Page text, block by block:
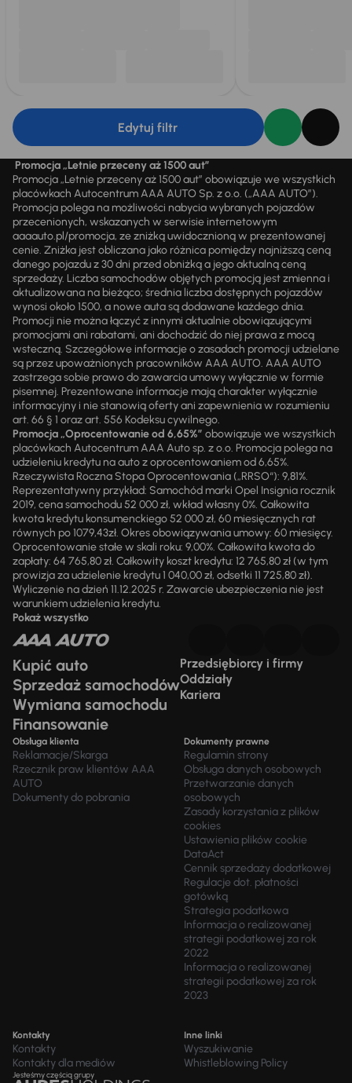
Edytuj filtr
Promocja „Letnie przeceny aż 1500 aut”
Promocja „Letnie przeceny aż 1500 aut” obowiązuje we wszystkich
placówkach Autocentrum AAA AUTO Sp. z o.o. („AAA AUTO”).
Promocja polega na możliwości nabycia wybranych pojazdów
przecenionych, wskazanych w serwisie internetowym
aaaauto.pl/promocja, ze zniżką uwidocznioną w prezentowanej
cenie. Zniżka jest obliczana jako różnica pomiędzy najniższą ceną
danego pojazdu z 30 dni przed obniżką a jego aktualną ceną
sprzedaży. Liczba samochodów objętych promocją jest zmienna i
aktualizowana na bieżąco; średnia liczba dostępnych pojazdów
wynosi około 1500, a nowe auta są dodawane każdego dnia.
Promocji nie można łączyć z innymi aktualnie obowiązującymi
promocjami ani rabatami, ani dochodzić do niej prawa z mocą
wsteczną. Szczegółowe informacje o zasadach promocji udzielane
są przez upoważnionych pracowników AAA AUTO. AAA AUTO
zastrzega sobie prawo do zawarcia umowy wyłącznie w formie
pisemnej. Prezentowane informacje mają charakter wyłącznie
informacyjny i nie stanowią oferty ani zapewnienia w rozumieniu
art. 66 § 1 oraz art. 556 Kodeksu cywilnego.
Promocja „Oprocentowanie od 6,65%” obowiązuje we wszystkich
placówkach Autocentrum AAA Auto sp. z o.o. Promocja polega na
udzieleniu kredytu na auto z oprocentowaniem od 6,65%.
Rzeczywista Roczna Stopa Oprocentowania („RRSO“): 9,81%.
Reprezentatywny przykład: Samochód marki Opel Insignia rocznik
2019, cena samochodu 52 000 zł, wkład własny 0%. Całkowita
kwota kredytu konsumenckiego 52 000 zł, 60 miesięcznych rat
równych po 1079,43zł. Okres obowiązywania umowy: 60 miesięcy.
Oprocentowanie stałe w skali roku: 9,00%. Całkowita kwota do
zapłaty: 64 765,80 zł. Całkowity koszt kredytu: 12 765,80 zł (w tym
prowizja za udzielenie kredytu 1 040,00 zł, odsetki 11 725,80 zł).
Wyliczenie na dzień 11.12.2025 r. Zawarcie ubezpieczenia nie jest
warunkiem udzielenia kredytu.
Pokaż wszystko
Kupić auto
Sprzedaż samochodów
Wymiana samochodu
Finansowanie
Przedsiębiorcy i firmy
Oddziały
Kariera
Obsługa klienta
Reklamacje/Skarga
Rzecznik praw klientów AAA
AUTO
Dokumenty do pobrania
Dokumenty prawne
Regulamin strony
Obsługa danych osobowych
Przetwarzanie danych
osobowych
Zasady korzystania z plików
cookies
Ustawienia plików cookie
DataAct
Cennik sprzedaży dodatkowej
Regulacje dot. płatności
gotówką
Strategia podatkowa
Informacja o realizowanej
strategii podatkowej za rok
2022
Informacja o realizowanej
strategii podatkowej za rok
2023
Kontakty
Kontakty
Kontakty dla mediów
Inne linki
Wyszukiwanie
Whistleblowing Policy
Jesteśmy częścią grupy